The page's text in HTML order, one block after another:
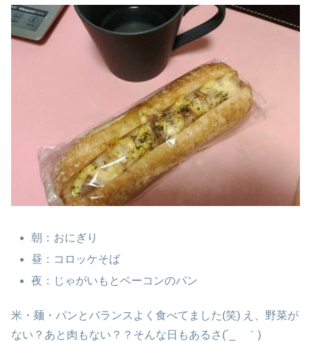
朝：おにぎり
昼：コロッケそば
夜：じゃがいもとベーコンのパン
米・麺・パンとバランスよく食べてました(笑) え、野菜が
ない？あと肉もない？？そんな日もあるさ(´_ゝ｀)